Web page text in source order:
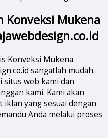
Konveksi Mukena
Konveksi Mukena
sangatlah mudah.
situs web kami dan
kami. Kami akan
yang sesuai dengan
Anda melalui proses